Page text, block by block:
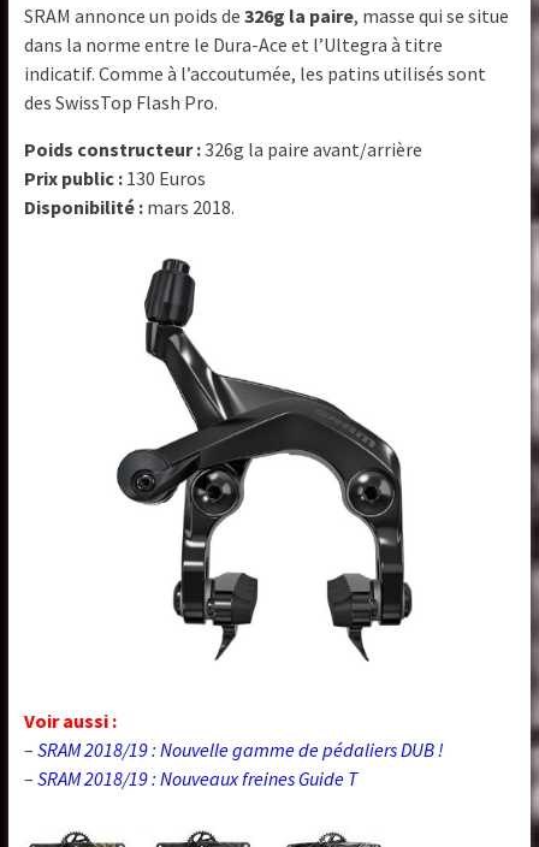
SRAM annonce un poids de326g la paire, masse qui se situe
dans la norme entre le Dura-Ace et l’Ultegra à titre
indicatif. Comme à l’accoutumée, les patins utilisés sont
des SwissTop Flash Pro.
Poids constructeur :326g la paire avant/arrière
Prix public : 130 Euros
Disponibilité : mars 2018.
Voir aussi :
–SRAM 2018/19 : Nouvelle gamme de pédaliers DUB !
–SRAM 2018/19 : Nouveaux freines Guide T